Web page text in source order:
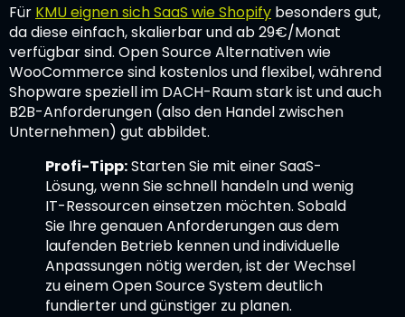
Für KMU eignen sich SaaS wie Shopify besonders gut,
da diese einfach, skalierbar und ab 29€/Monat
verfügbar sind. Open Source Alternativen wie
WooCommerce sind kostenlos und flexibel, während
Shopware speziell im DACH-Raum stark ist und auch
B2B-Anforderungen (also den Handel zwischen
Unternehmen) gut abbildet.
Profi-Tipp:Starten Sie mit einer SaaS-
Lösung, wenn Sie schnell handeln und wenig
IT-Ressourcen einsetzen möchten. Sobald
Sie Ihre genauen Anforderungen aus dem
laufenden Betrieb kennen und individuelle
Anpassungen nötig werden, ist der Wechsel
zu einem Open Source System deutlich
fundierter und günstiger zu planen.